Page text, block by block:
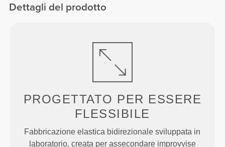
Dettagli del prodotto
PROGETTATO PER ESSERE
FLESSIBILE
Fabbricazione elastica bidirezionale sviluppata in
laboratorio, creata per assecondare improvvise